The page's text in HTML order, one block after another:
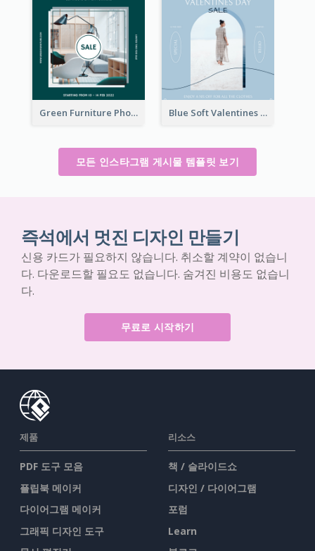
Green Furniture Photo Furniture Sale Instagram Post Blue Soft Valentines Day Limited Sale Instagram Post
모든 인스타그램 게시물 템플릿 보기
즉석에서 멋진 디자인 만들기
신용 카드가 필요하지 않습니다. 취소할 계약이 없습니
다. 다운로드할 필요도 없습니다. 숨겨진 비용도 없습니
다.
무료로 시작하기
제품
PDF 도구 모음
플립북 메이커
다이어그램 메이커
그래픽 디자인 도구
리소스
책 / 슬라이드쇼
디자인 / 다이어그램
포럼
Learn